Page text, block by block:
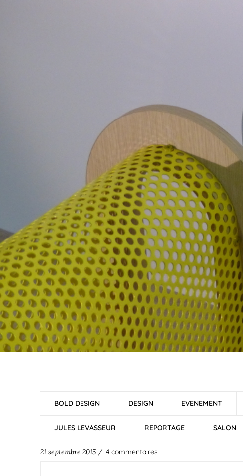
BOLD DESIGN DESIGN EVENEMENT
JULES LEVASSEUR REPORTAGE SALON
21 septembre 2015 / 4 commentaires